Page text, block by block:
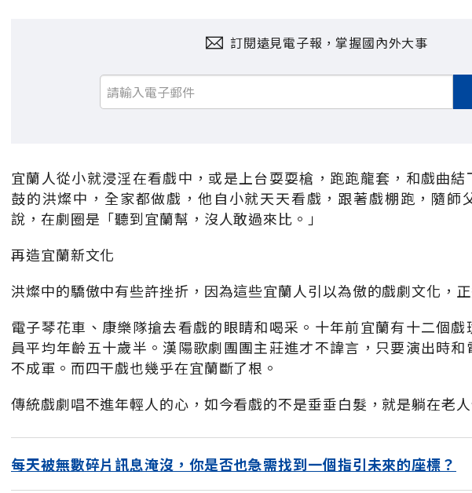
訂閱遠見電子報，掌握國內外大事
宜蘭人從小就浸淫在看戲中，或是上台耍耍槍，跑跑龍套，和戲曲
鼓的洪燦中，全家都做戲，他自小就天天看戲，跟著戲棚跑，隨師
說，在劇圈是「聽到宜蘭幫，沒人敢過來比。」
再造宜蘭新文化
洪燦中的驕傲中有些許挫折，因為這些宜蘭人引以為傲的戲劇文化，正
電子琴花車、康樂隊搶去看戲的眼睛和喝采。十年前宜蘭有十二個
員平均年齡五十歲半。漢陽歌劇團團主莊進才不諱言，只要演出時
不成軍。而四干戲也幾乎在宜蘭斷了根。
傳統戲劇唱不進年輕人的心，如今看戲的不是垂垂白髮，就是躺在老人
每天被無數碎片訊息淹沒，你是否也急需找到一個指引未來的座標？